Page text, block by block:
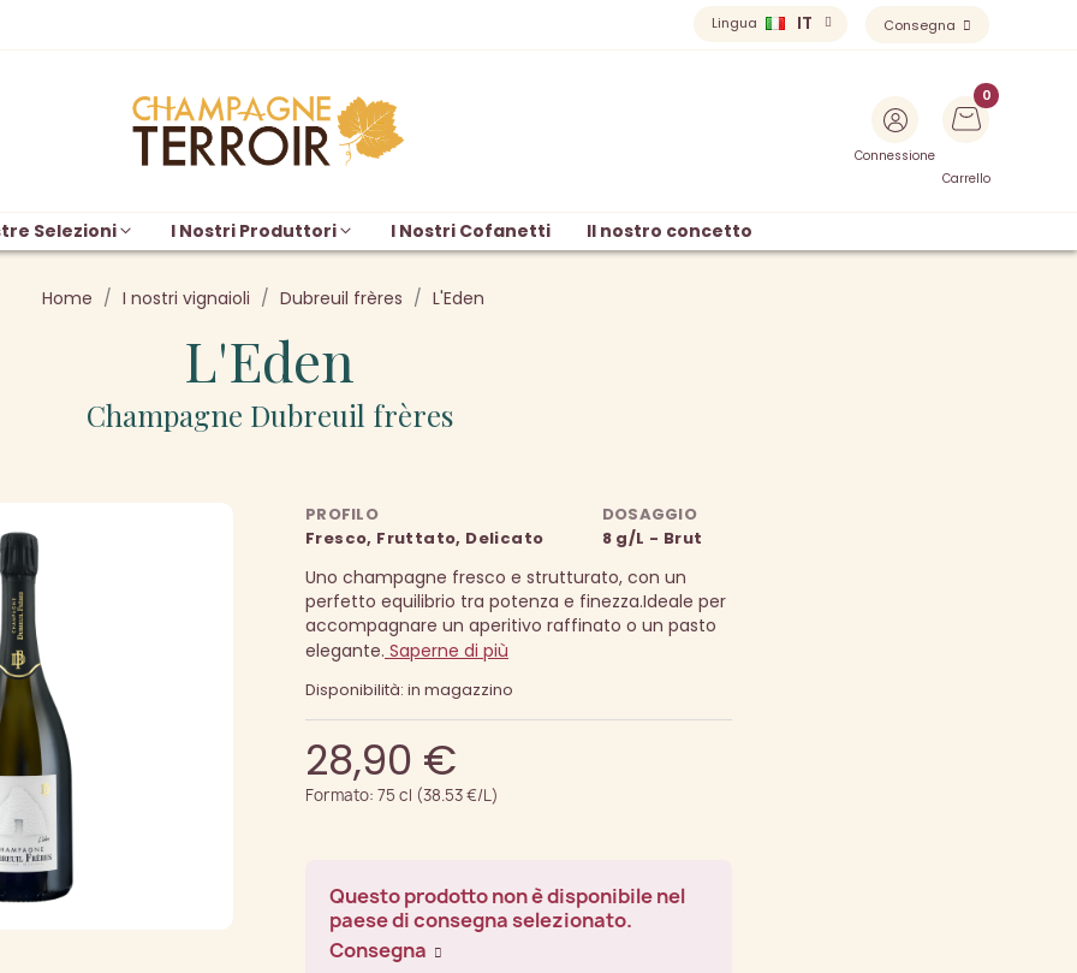
Lingua IT Consegna
Connessione
Carrello
Selezioni I Nostri Produttori I Nostri Cofanetti Il nostro concetto
Home I nostri vignaioli Dubreuil frères L'Eden
L'Eden
Champagne Dubreuil frères
PROFILO
Fresco, Fruttato, Delicato
DOSAGGIO
8 g/L - Brut
Uno champagne fresco e strutturato, con un
perfetto equilibrio tra potenza e finezza.Ideale per
accompagnare un aperitivo raffinato o un pasto
elegante. Saperne di più
Disponibilità: in magazzino
28,90 €
Formato: 75 cl (38.53 €/L)
Questo prodotto non è disponibile nel
paese di consegna selezionato.
Consegna